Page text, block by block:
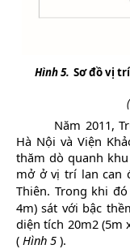
Hình 5. Sơ đồ vị
Năm 2011,
Hà Nội và Viện
thăm dò quanh
mở ở vị trí lan can
Thiên. Trong khi
4m) sát với bậc
diện tích 20m2 (5m
( Hình 5 ).